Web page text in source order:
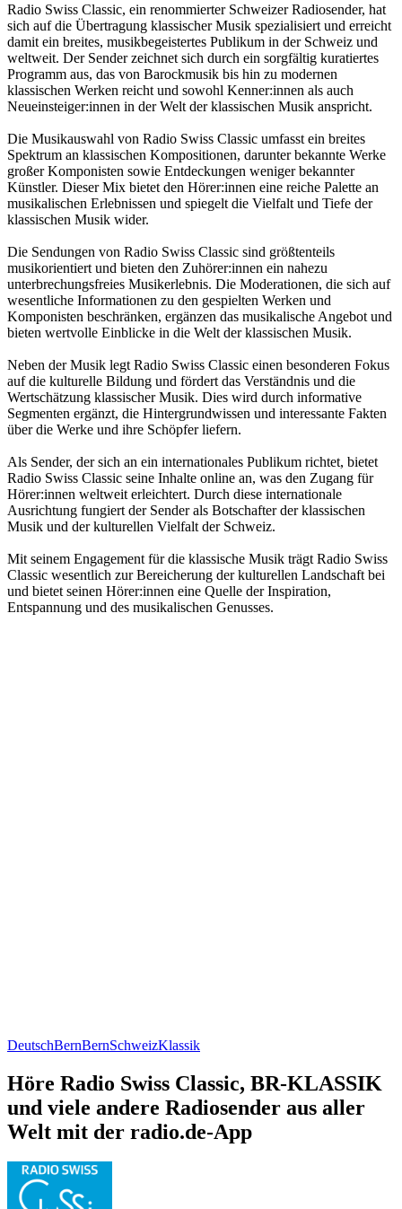
Radio Swiss Classic, ein renommierter Schweizer Radiosender, hat
sich auf die Übertragung klassischer Musik spezialisiert und erreicht
damit ein breites, musikbegeistertes Publikum in der Schweiz und
weltweit. Der Sender zeichnet sich durch ein sorgfältig kuratiertes
Programm aus, das von Barockmusik bis hin zu modernen
klassischen Werken reicht und sowohl Kenner:innen als auch
Neueinsteiger:innen in der Welt der klassischen Musik anspricht.
Die Musikauswahl von Radio Swiss Classic umfasst ein breites
Spektrum an klassischen Kompositionen, darunter bekannte Werke
großer Komponisten sowie Entdeckungen weniger bekannter
Künstler. Dieser Mix bietet den Hörer:innen eine reiche Palette an
musikalischen Erlebnissen und spiegelt die Vielfalt und Tiefe der
klassischen Musik wider.
Die Sendungen von Radio Swiss Classic sind größtenteils
musikorientiert und bieten den Zuhörer:innen ein nahezu
unterbrechungsfreies Musikerlebnis. Die Moderationen, die sich auf
wesentliche Informationen zu den gespielten Werken und
Komponisten beschränken, ergänzen das musikalische Angebot und
bieten wertvolle Einblicke in die Welt der klassischen Musik.
Neben der Musik legt Radio Swiss Classic einen besonderen Fokus
auf die kulturelle Bildung und fördert das Verständnis und die
Wertschätzung klassischer Musik. Dies wird durch informative
Segmenten ergänzt, die Hintergrundwissen und interessante Fakten
über die Werke und ihre Schöpfer liefern.
Als Sender, der sich an ein internationales Publikum richtet, bietet
Radio Swiss Classic seine Inhalte online an, was den Zugang für
Hörer:innen weltweit erleichtert. Durch diese internationale
Ausrichtung fungiert der Sender als Botschafter der klassischen
Musik und der kulturellen Vielfalt der Schweiz.
Mit seinem Engagement für die klassische Musik trägt Radio Swiss
Classic wesentlich zur Bereicherung der kulturellen Landschaft bei
und bietet seinen Hörer:innen eine Quelle der Inspiration,
Entspannung und des musikalischen Genusses.
DeutschBernBernSchweizKlassik
Höre Radio Swiss Classic, BR-KLASSIK
und viele andere Radiosender aus aller
Welt mit der radio.de-App